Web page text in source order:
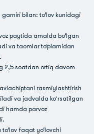
bilan: to‘lov kunidagi
paytida amalda bo‘lgan
va taomlar to‘plamidan
2,5 soatdan ortiq davom
aviachiptani rasmiylashtirish
va jadvalda koʻrsatilgan
hamda parvoz
faqat yo‘lovchi